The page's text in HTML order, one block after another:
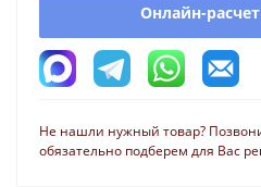
Онлайн-
Не нашли нужный товар?
обязательно подберем для Вас